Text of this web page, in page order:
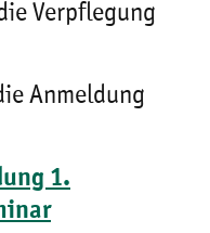
Verpflegung
Anmeldung
1.